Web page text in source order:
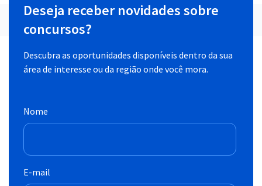
Deseja receber novidades sobre
concursos?
Descubra as oportunidades disponíveis dentro da sua
área de interesse ou da região onde você mora.
Nome
E-mail